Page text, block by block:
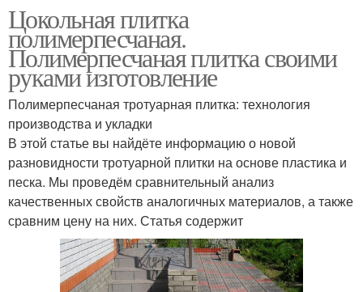
Цокольная плитка
полимерпесчаная.
Полимерпесчаная плитка своими
руками изготовление
Полимерпесчаная тротуарная плитка: технология
производства и укладки
В этой статье вы найдёте информацию о новой
разновидности тротуарной плитки на основе пластика и
песка. Мы проведём сравнительный анализ
качественных свойств аналогичных материалов, а также
сравним цену на них. Статья содержит